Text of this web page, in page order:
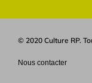
© 2020 Culture RP.
Nous contacter